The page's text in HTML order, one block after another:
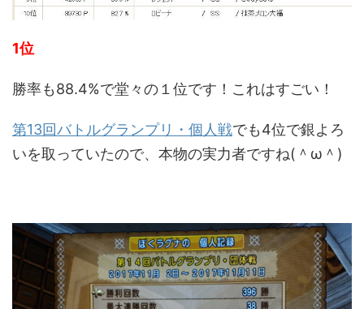
1位
勝率も88.4%で堂々の１位です！これはすごい！
第13回バトルグランプリ・個人戦でも4位で銀よろ
いを取っていたので、本物の実力者ですね(＾ω＾)